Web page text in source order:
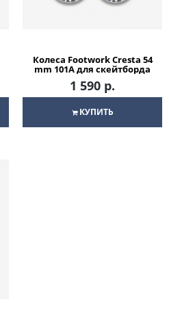
Колеса Footwork Cresta 54
mm 101A для скейтборда
1 590 р.
КУПИТЬ